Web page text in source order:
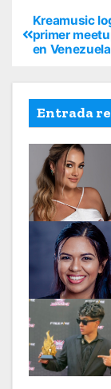
Kreamusic
primer
en Venezuela
Entrada